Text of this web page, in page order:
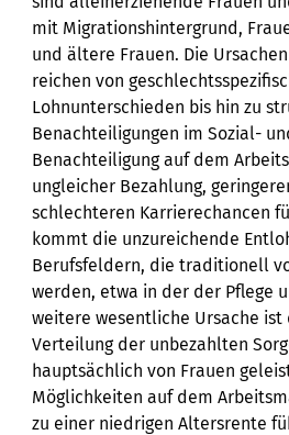
mit Migrationshintergrund,
und ältere Frauen. Die
reichen von
Lohnunterschieden bis hin zu
Benachteiligungen im Sozial-
Benachteiligung auf dem
ungleicher Bezahlung,
schlechteren Karrierechancen
kommt die unzureichende
Berufsfeldern, die traditionell
werden, etwa in der der Pflege
weitere wesentliche Ursache ist
Verteilung der unbezahlten
hauptsächlich von Frauen
Möglichkeiten auf dem
zu einer niedrigen Altersrente